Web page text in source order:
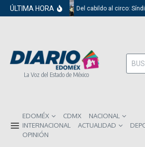
Saltar al contenido
ÚLTIMA HORA Del cabildo al circo:
La Voz del Estado de México
Buscar:
EDOMÉX CDMX
NACIONAL
INTERNACIONAL
ACTUALIDAD
OPINIÓN